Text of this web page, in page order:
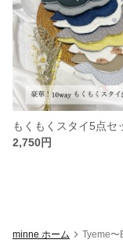
もくもくスタイ5点セ
2,750円
minne ホーム Tyeme〜